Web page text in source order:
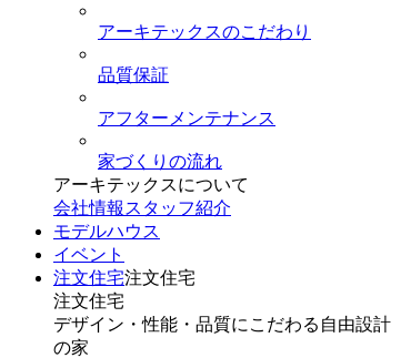
アーキテックスのこだわり
品質保証
アフターメンテナンス
家づくりの流れ
アーキテックスについて
会社情報 スタッフ紹介
モデルハウス
イベント
注文住宅注文住宅
注文住宅
デザイン・性能・品質にこだわる自由設計
の家